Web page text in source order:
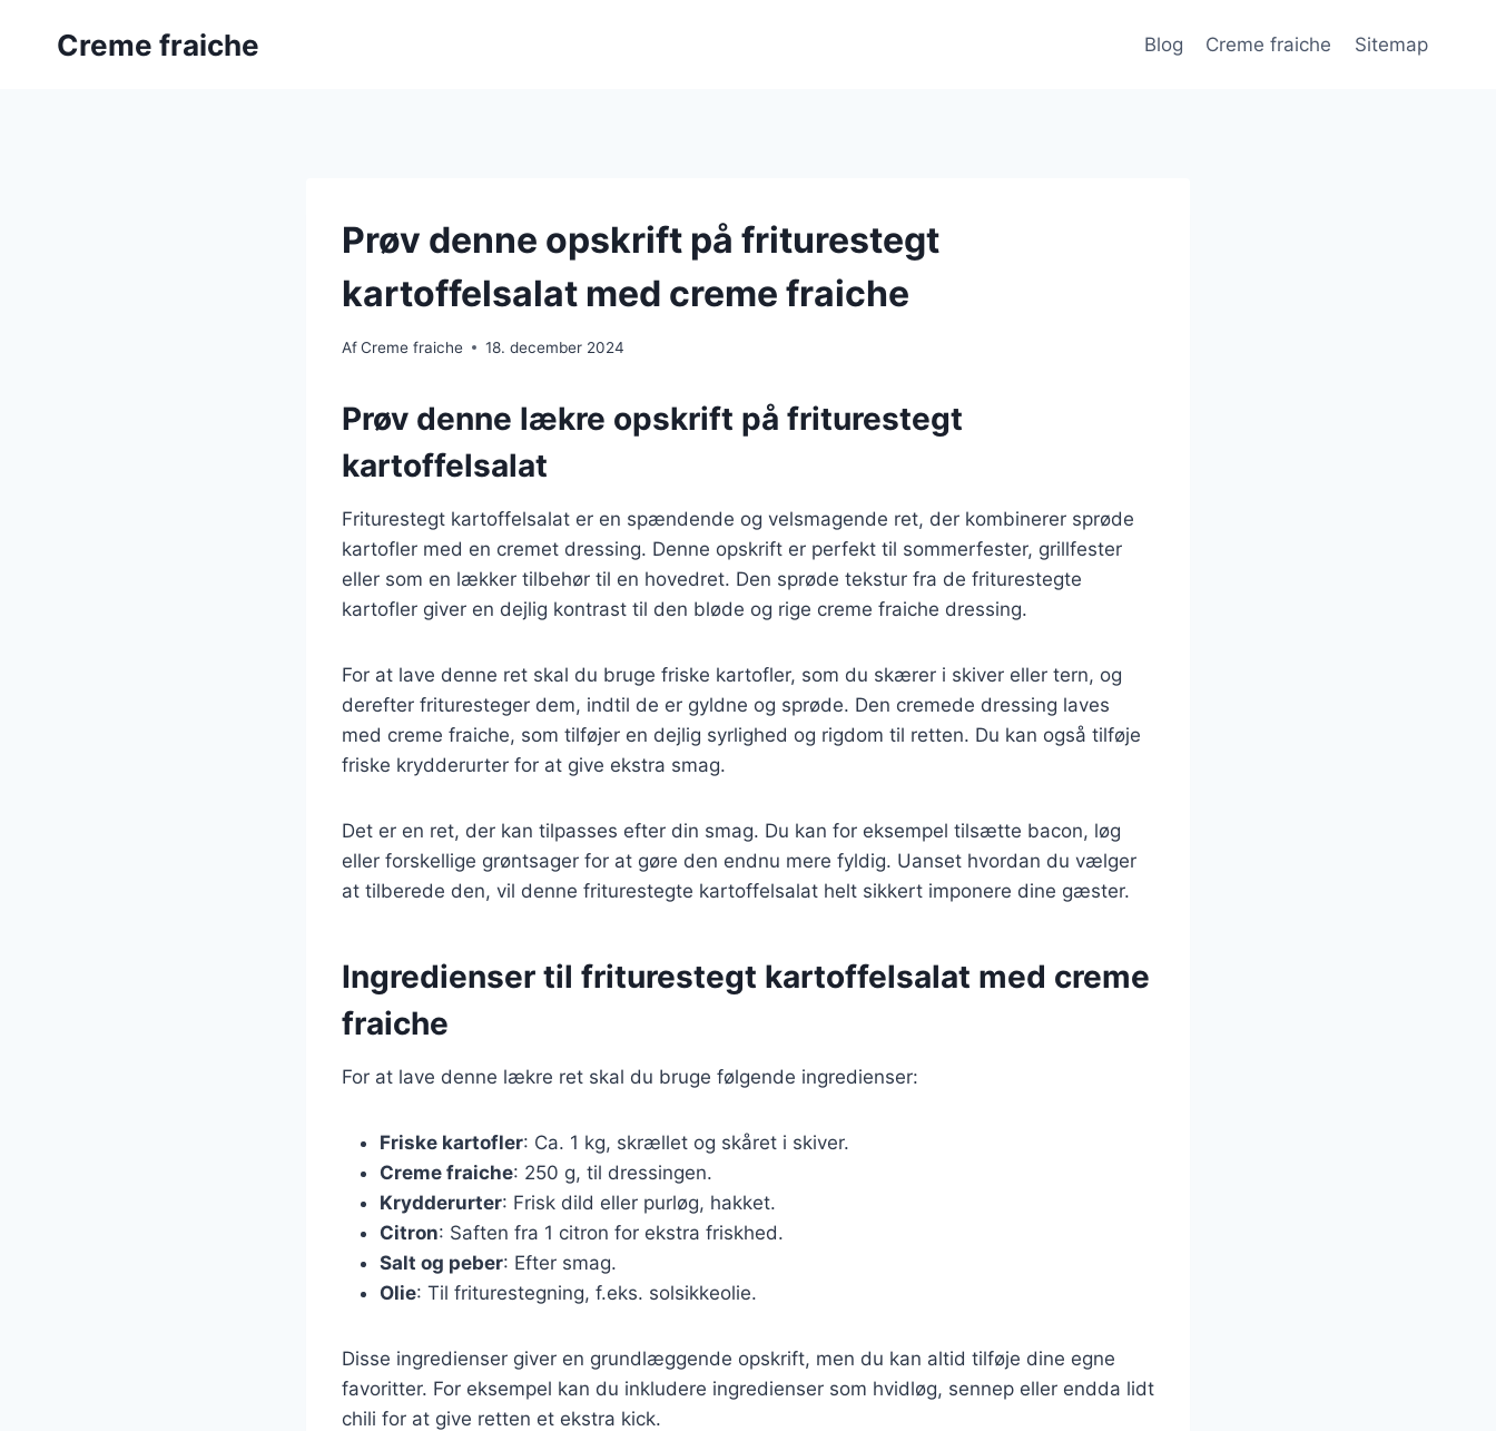
Creme fraiche Blog Creme fraiche Sitemap
Prøv denne opskrift på friturestegt
kartoffelsalat med creme fraiche
AfCreme fraiche 18. december 2024
Prøv denne lækre opskrift på friturestegt
kartoffelsalat
Friturestegt kartoffelsalat er en spændende og velsmagende ret, der kombinerer sprøde
kartofler med en cremet dressing. Denne opskrift er perfekt til sommerfester, grillfester
eller som en lækker tilbehør til en hovedret. Den sprøde tekstur fra de friturestegte
kartofler giver en dejlig kontrast til den bløde og rige creme fraiche dressing.
For at lave denne ret skal du bruge friske kartofler, som du skærer i skiver eller tern, og
derefter frituresteger dem, indtil de er gyldne og sprøde. Den cremede dressing laves
med creme fraiche, som tilføjer en dejlig syrlighed og rigdom til retten. Du kan også tilføje
friske krydderurter for at give ekstra smag.
Det er en ret, der kan tilpasses efter din smag. Du kan for eksempel tilsætte bacon, løg
eller forskellige grøntsager for at gøre den endnu mere fyldig. Uanset hvordan du vælger
at tilberede den, vil denne friturestegte kartoffelsalat helt sikkert imponere dine gæster.
Ingredienser til friturestegt kartoffelsalat med creme
fraiche
For at lave denne lækre ret skal du bruge følgende ingredienser:
Friske kartofler: Ca. 1 kg, skrællet og skåret i skiver.
Creme fraiche: 250 g, til dressingen.
Krydderurter: Frisk dild eller purløg, hakket.
Citron: Saften fra 1 citron for ekstra friskhed.
Salt og peber: Efter smag.
Olie: Til friturestegning, f.eks. solsikkeolie.
Disse ingredienser giver en grundlæggende opskrift, men du kan altid tilføje dine egne
favoritter. For eksempel kan du inkludere ingredienser som hvidløg, sennep eller endda lidt
chili for at give retten et ekstra kick.